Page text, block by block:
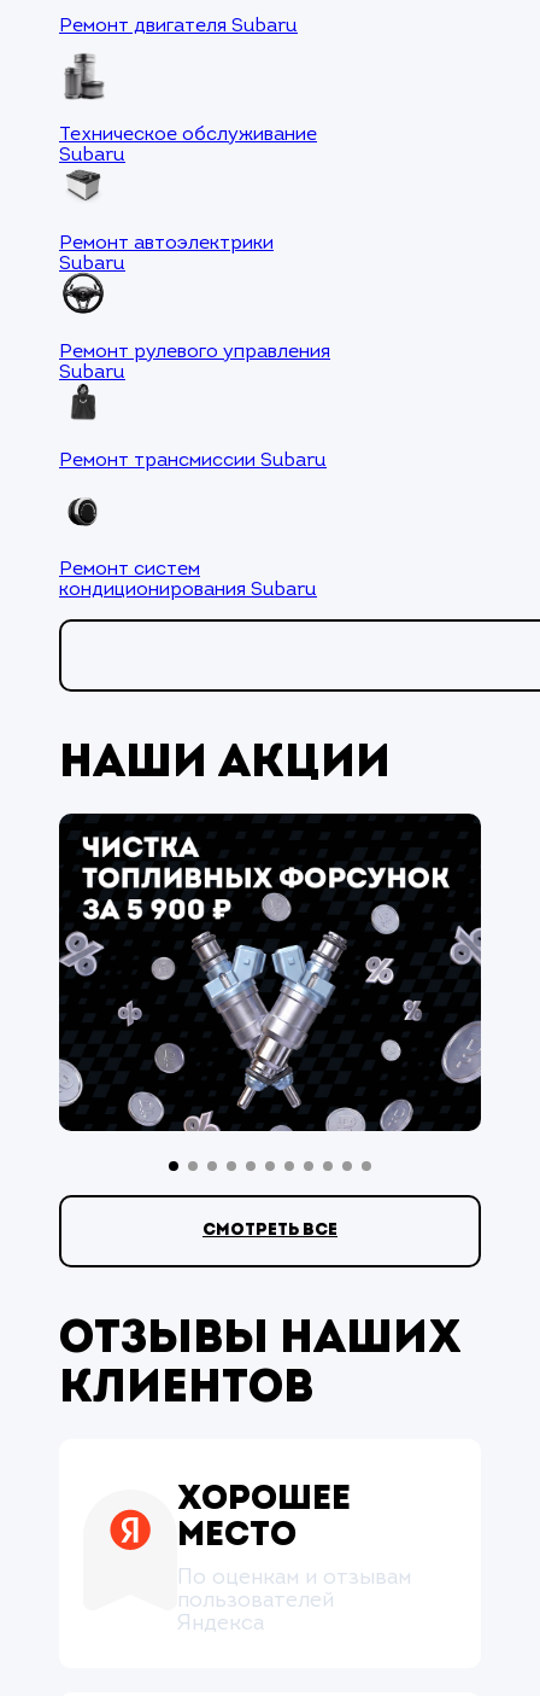
Ремонт двигателя Subaru
Техническое обслуживание
Subaru
Ремонт автоэлектрики
Subaru
Ремонт рулевого управления
Subaru
Ремонт трансмиссии Subaru
Ремонт систем
кондиционирования Subaru
Наши акции
смотреть все
Отзывы наших
клиентов
Хорошее
место
По оценкам и отзывам
пользователей
Яндекса